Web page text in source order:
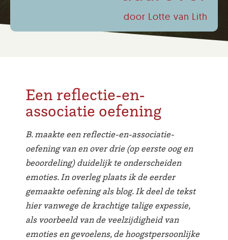
door Lotte van Lith
Een reflectie-en-
associatie oefening
B. maakte een reflectie-en-associatie-
oefening van en over drie (op eerste oog en
beoordeling) duidelijk te onderscheiden
emoties. In overleg plaats ik de eerder
gemaakte oefening als blog. Ik deel de tekst
hier vanwege de krachtige talige expessie,
als voorbeeld van de veelzijdigheid van
emoties en gevoelens, de hoogstpersoonlijke